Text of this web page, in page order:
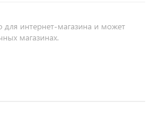
для интернет-магазина и может
магазинах.